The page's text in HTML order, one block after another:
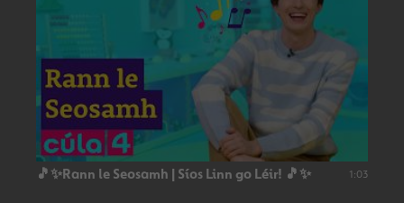
🎵✨Rann le Seosamh | Síos Linn go Léir! 🎵✨ 1:03